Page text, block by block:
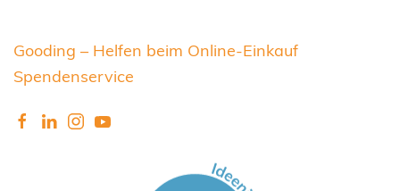
Gooding – Helfen beim Online-Einkauf
Spendenservice